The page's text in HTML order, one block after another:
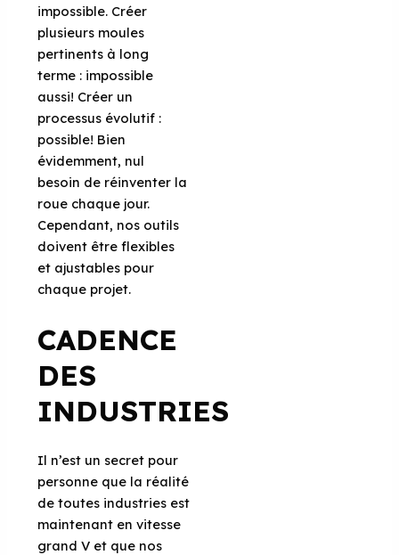
impossible. Créer
plusieurs moules
pertinents à long
terme : impossible
aussi! Créer un
processus évolutif :
possible! Bien
évidemment, nul
besoin de réinventer la
roue chaque jour.
Cependant, nos outils
doivent être flexibles
et ajustables pour
chaque projet.
CADENCE
DES
INDUSTRIES
Il n’est un secret pour
personne que la réalité
de toutes industries est
maintenant en vitesse
grand V et que nos